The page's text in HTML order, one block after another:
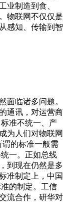
业制造到食、
物联网不仅仅是
感知、传输到智
面临诸多问题。
通讯，对运营商
准不统一、产
为人们对物联网
谓的标准一般需
一。正如总线
到现在仍然是多
准制定上，中国
的制定。工信
流合作，研华对